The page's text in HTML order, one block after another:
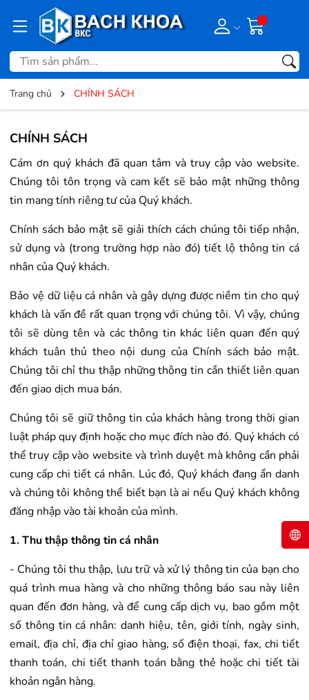
Trang chủ CHÍNH SÁCH
CHÍNH SÁCH
Cám ơn quý khách đã quan tâm và truy cập vào website.
Chúng tôi tôn trọng và cam kết sẽ bảo mật những thông
tin mang tính riêng tư của Quý khách.
Chính sách bảo mật sẽ giải thích cách chúng tôi tiếp nhận,
sử dụng và (trong trường hợp nào đó) tiết lộ thông tin cá
nhân của Quý khách.
Bảo vệ dữ liệu cá nhân và gây dựng được niềm tin cho quý
khách là vấn đề rất quan trọng với chúng tôi. Vì vậy, chúng
tôi sẽ dùng tên và các thông tin khác liên quan đến quý
khách tuân thủ theo nội dung của Chính sách bảo mật.
Chúng tôi chỉ thu thập những thông tin cần thiết liên quan
đến giao dịch mua bán.
Chúng tôi sẽ giữ thông tin của khách hàng trong thời gian
luật pháp quy định hoặc cho mục đích nào đó. Quý khách có
thể truy cập vào website và trình duyệt mà không cần phải
cung cấp chi tiết cá nhân. Lúc đó, Quý khách đang ẩn danh
và chúng tôi không thể biết bạn là ai nếu Quý khách không
đăng nhập vào tài khoản của mình.
1. Thu thập thông tin cá nhân
- Chúng tôi thu thập, lưu trữ và xử lý thông tin của bạn cho
quá trình mua hàng và cho những thông báo sau này liên
quan đến đơn hàng, và để cung cấp dịch vụ, bao gồm một
số thông tin cá nhân: danh hiệu, tên, giới tính, ngày sinh,
email, địa chỉ, địa chỉ giao hàng, số điện thoại, fax, chi tiết
thanh toán, chi tiết thanh toán bằng thẻ hoặc chi tiết tài
khoản ngân hàng.